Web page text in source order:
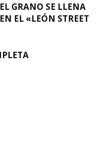
GRANO SE LLENA
EL «LEÓN STREET